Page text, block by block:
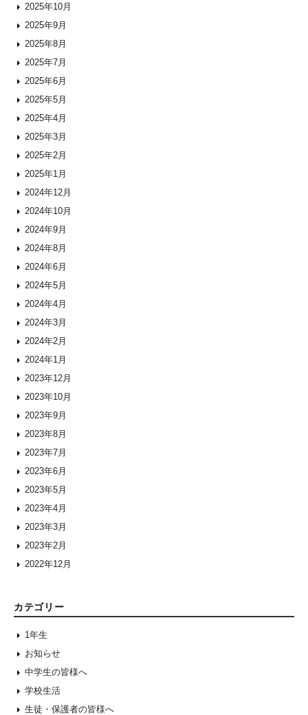
2025年10月
2025年9月
2025年8月
2025年7月
2025年6月
2025年5月
2025年4月
2025年3月
2025年2月
2025年1月
2024年12月
2024年10月
2024年9月
2024年8月
2024年6月
2024年5月
2024年4月
2024年3月
2024年2月
2024年1月
2023年12月
2023年10月
2023年9月
2023年8月
2023年7月
2023年6月
2023年5月
2023年4月
2023年3月
2023年2月
2022年12月
カテゴリー
1年生
お知らせ
中学生の皆様へ
学校生活
生徒・保護者の皆様へ